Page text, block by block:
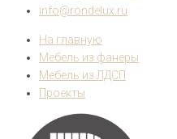
info@rondelux.ru
На главную
Мебель из фанеры
Мебель из ЛДСП
Проекты